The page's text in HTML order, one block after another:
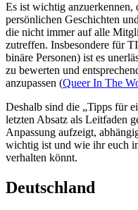
Es ist wichtig anzuerkennen,
persönlichen Geschichten
die nicht immer auf alle
zutreffen. Insbesondere für
binäre Personen) ist es
zu bewerten und
anzupassen​ (Queer In The
Deshalb sind die „Tipps für
letzten Absatz als Leitfaden
Anpassung aufzeigt,
wichtig ist und wie ihr euch
verhalten könnt.
Deutschland